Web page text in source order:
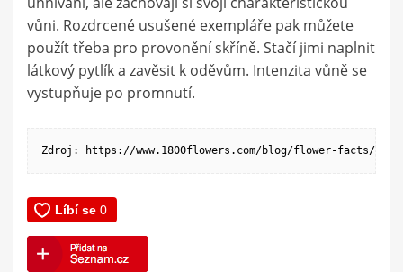
vůni. Rozdrcené usušené exempláře pak můžete
použít třeba pro provonění skříně. Stačí jimi naplnit
látkový pytlík a zavěsit k oděvům. Intenzita vůně se
vystupňuje po promnutí.
Zdroj: https://www.1800flowers.com/blog/flower-facts/